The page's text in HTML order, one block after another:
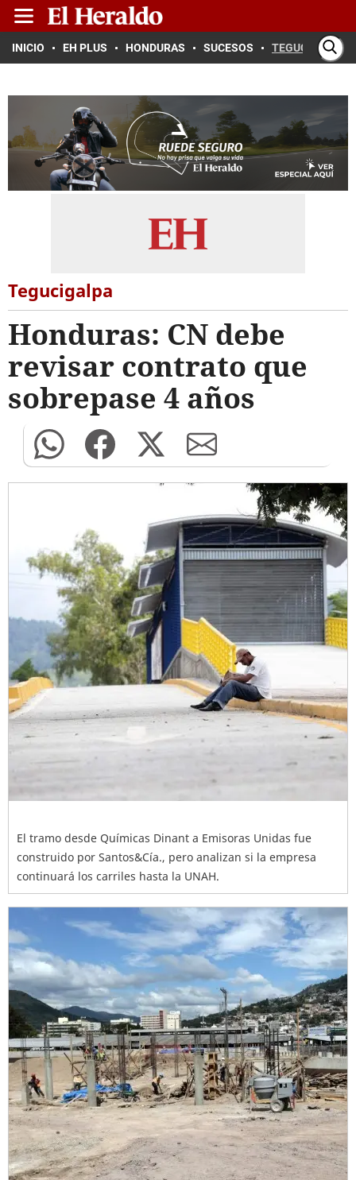
INICIO EH PLUS HONDURAS SUCESOS TEGUCIGALPA
Tegucigalpa
Honduras: CN debe
revisar contrato que
sobrepase 4 años
El tramo desde Químicas Dinant a Emisoras Unidas fue
construido por Santos&Cía., pero analizan si la empresa
continuará los carriles hasta la UNAH.